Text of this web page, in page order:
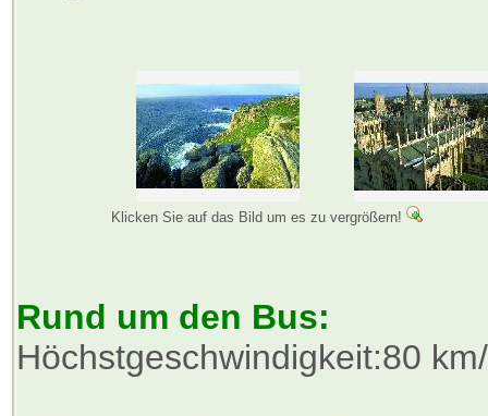
Klicken Sie auf das Bild um es zu vergrößern!
Rund um den Bus:
Höchstgeschwindigkeit:80